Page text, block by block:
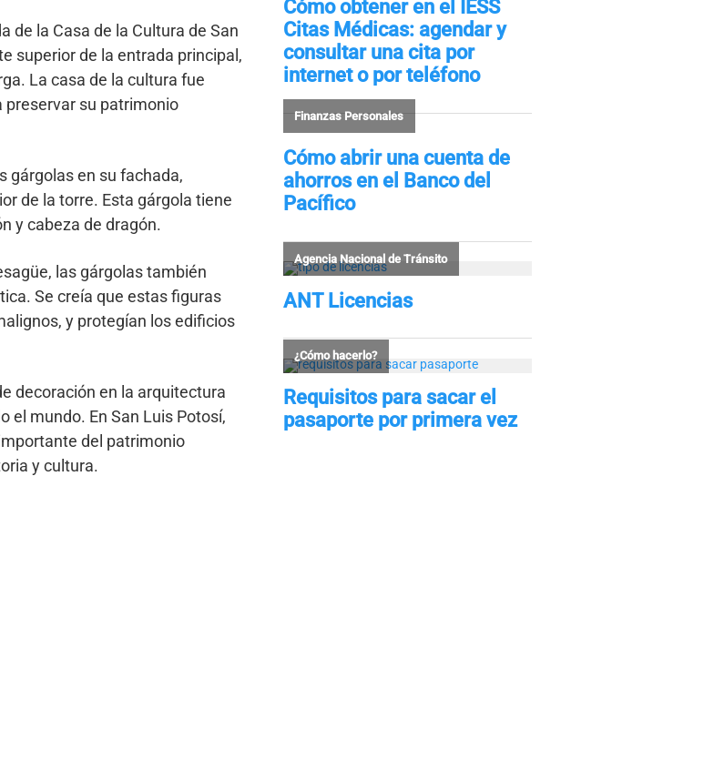
de la Casa de la Cultura de San
superior de la entrada principal,
La casa de la cultura fue
preservar su patrimonio
gárgolas en su fachada,
de la torre. Esta gárgola tiene
y cabeza de dragón.
las gárgolas también
Se creía que estas figuras
y protegían los edificios
decoración en la arquitectura
el mundo. En San Luis Potosí,
del patrimonio
y cultura.